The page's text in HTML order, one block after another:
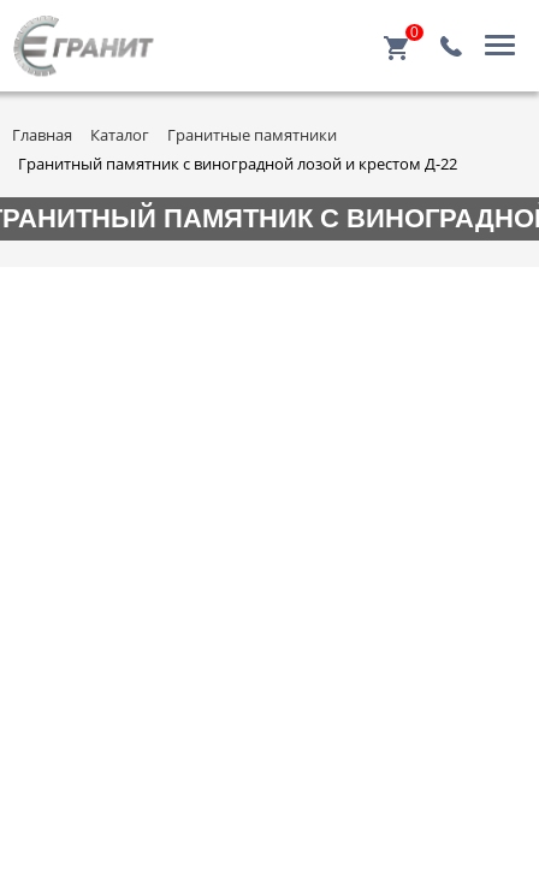
0
Главная Каталог
Гранитные памятники
Гранитный памятник с виноградной лозой и крестом Д-22
ПАМЯТНИК С